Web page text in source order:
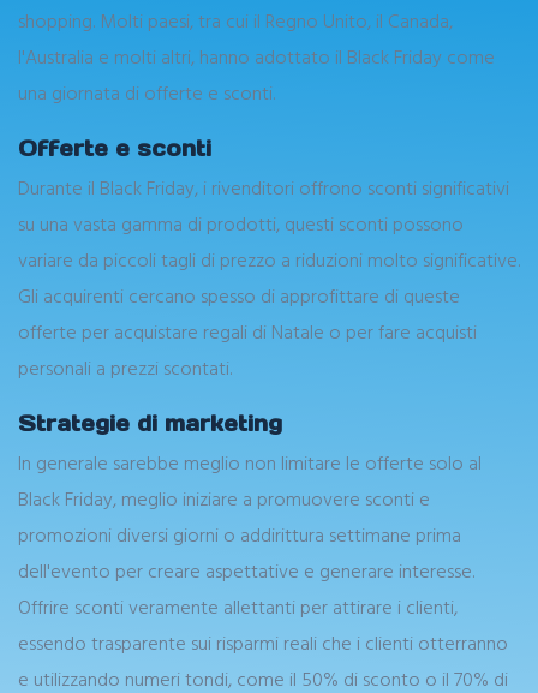
shopping. Molti paesi, tra cui il Regno Unito, il Canada,
l'Australia e molti altri, hanno adottato il Black Friday come
una giornata di offerte e sconti.
Offerte e sconti
Durante il Black Friday, i rivenditori offrono sconti significativi
su una vasta gamma di prodotti, questi sconti possono
variare da piccoli tagli di prezzo a riduzioni molto significative.
Gli acquirenti cercano spesso di approfittare di queste
offerte per acquistare regali di Natale o per fare acquisti
personali a prezzi scontati.
Strategie di marketing
In generale sarebbe meglio non limitare le offerte solo al
Black Friday, meglio iniziare a promuovere sconti e
promozioni diversi giorni o addirittura settimane prima
dell'evento per creare aspettative e generare interesse.
Offrire sconti veramente allettanti per attirare i clienti,
essendo trasparente sui risparmi reali che i clienti otterranno
e utilizzando numeri tondi, come il 50% di sconto o il 70% di